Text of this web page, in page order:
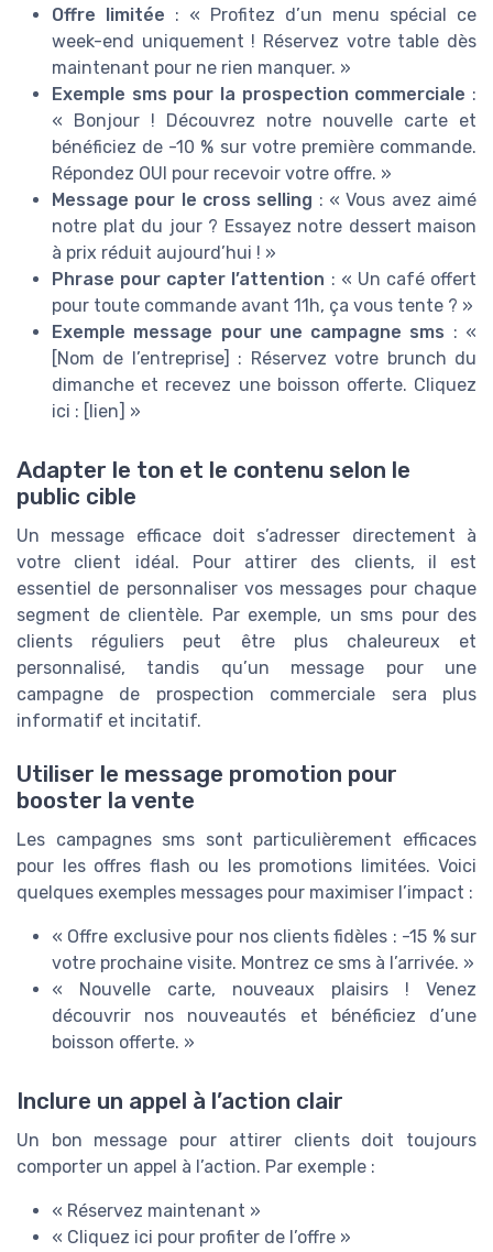
Offre limitée : « Profitez d’un menu spécial ce
week-end uniquement ! Réservez votre table dès
maintenant pour ne rien manquer. »
Exemple sms pour la prospection commerciale :
« Bonjour ! Découvrez notre nouvelle carte et
bénéficiez de -10 % sur votre première commande.
Répondez OUI pour recevoir votre offre. »
Message pour le cross selling : « Vous avez aimé
notre plat du jour ? Essayez notre dessert maison
à prix réduit aujourd’hui ! »
Phrase pour capter l’attention : « Un café offert
pour toute commande avant 11h, ça vous tente ? »
Exemple message pour une campagne sms : «
[Nom de l’entreprise] : Réservez votre brunch du
dimanche et recevez une boisson offerte. Cliquez
ici : [lien] »
Adapter le ton et le contenu selon le
public cible
Un message efficace doit s’adresser directement à
votre client idéal. Pour attirer des clients, il est
essentiel de personnaliser vos messages pour chaque
segment de clientèle. Par exemple, un sms pour des
clients réguliers peut être plus chaleureux et
personnalisé, tandis qu’un message pour une
campagne de prospection commerciale sera plus
informatif et incitatif.
Utiliser le message promotion pour
booster la vente
Les campagnes sms sont particulièrement efficaces
pour les offres flash ou les promotions limitées. Voici
quelques exemples messages pour maximiser l’impact :
« Offre exclusive pour nos clients fidèles : -15 % sur
votre prochaine visite. Montrez ce sms à l’arrivée. »
« Nouvelle carte, nouveaux plaisirs ! Venez
découvrir nos nouveautés et bénéficiez d’une
boisson offerte. »
Inclure un appel à l’action clair
Un bon message pour attirer clients doit toujours
comporter un appel à l’action. Par exemple :
« Réservez maintenant »
« Cliquez ici pour profiter de l’offre »